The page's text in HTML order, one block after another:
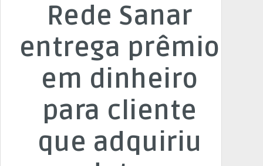
Rede Sanar
entrega prêmio
em dinheiro
para cliente
que adquiriu